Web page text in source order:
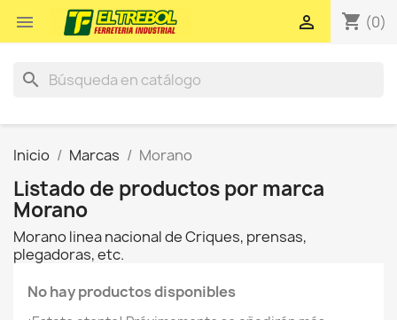
 shopping_cart (0)

search
Inicio Marcas Morano
Listado de productos por marca
Morano
Morano linea nacional de Criques, prensas,
plegadoras, etc.
No hay productos disponibles